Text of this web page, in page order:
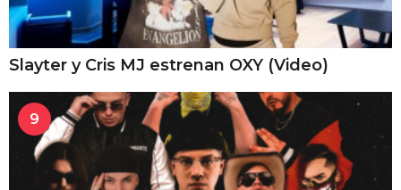
Slayter y Cris MJ estrenan OXY (Video)
9